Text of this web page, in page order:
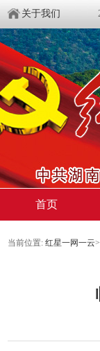
关于我们
首页
当前位置: 红星一网一云>